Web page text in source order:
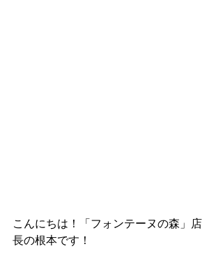
こんにちは！「フォンテーヌの森」店
長の根本です！